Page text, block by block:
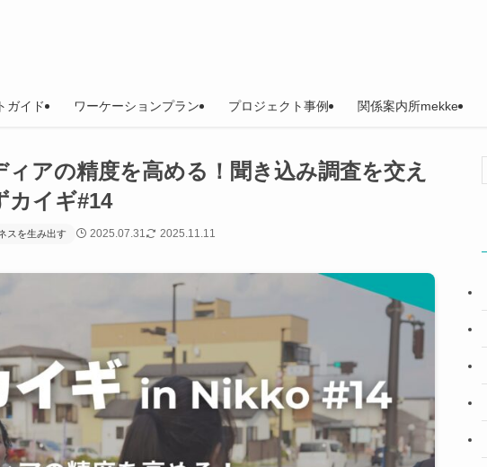
ガイド ワーケーションプラン プロジェクト事例 関係案内所mekke
アの精度を高める！聞き込み調査を交え
カイギ#14
スを生み出す 2025.07.31 2025.11.11